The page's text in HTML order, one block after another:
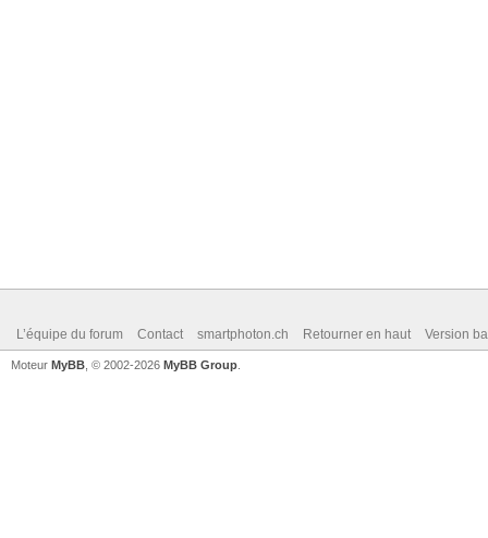
L’équipe du forum Contact smartphoton.ch Retourner en haut Version
Moteur MyBB , © 2002-2026 MyBB Group